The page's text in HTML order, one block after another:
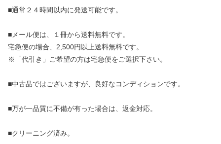
■通常２４時間以内に発送可能です。
■メール便は、１冊から送料無料です。
宅急便の場合、2,500円以上送料無料です。
※「代引き」ご希望の方は宅急便をご選択下さい。
■中古品ではございますが、良好なコンディションです。
■万が一品質に不備が有った場合は、返金対応。
■クリーニング済み。